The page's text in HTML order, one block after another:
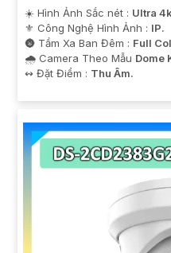
☀️ Hình Ảnh Sắc nét : Ultra 4k
⚜️ Công Nghệ Hình Ảnh : IP.
🌚 Tầm Xa Ban Đêm : Full
🌧️ Camera Theo Mẫu Dome
️↭ Đặt Điểm : Thu Âm.